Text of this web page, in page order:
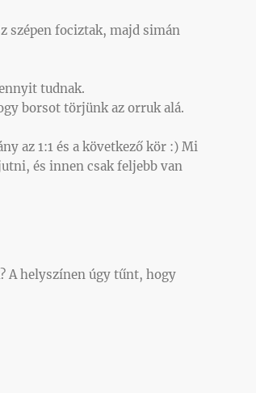
szépen fociztak, majd simán
tudnak.
borsot törjünk az orruk alá.
az 1:1 és a következő kör :) Mi
és innen csak feljebb van
A helyszínen úgy tűnt, hogy